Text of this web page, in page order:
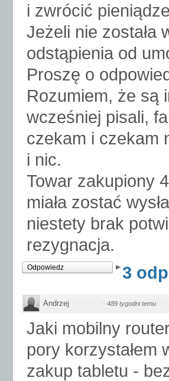
i zwrócić
Jeżeli nie została
odstąpienia od
Proszę o
Rozumiem, że są
wcześniej pisali,
czekam i czekam
i nic.
Towar zakupiony
miała zostać
niestety brak
rezygnacja.
Odpowiedz 3
Andrzej · 489 tygodni temu
Jaki mobilny
pory korzystałem
zakup tabletu -